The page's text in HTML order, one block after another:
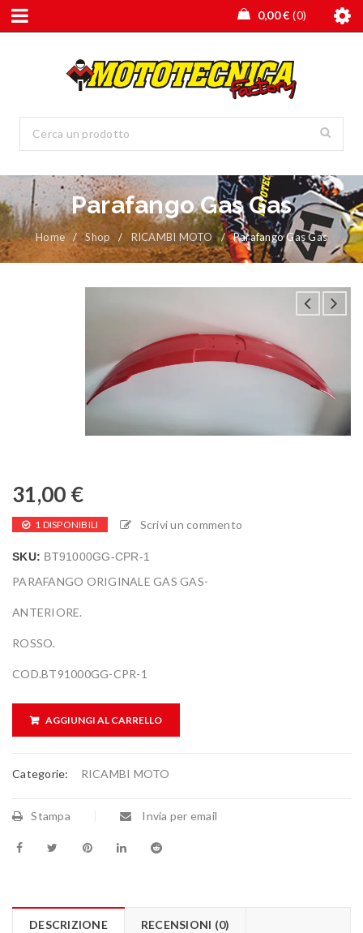
0,00€ 0
Parafango Gas Gas
Home / Shop / RICAMBI MOTO / Parafango Gas Gas
31,00 €
1 DISPONIBILI Scrivi un commento
SKU: BT91000GG-CPR-1
PARAFANGO ORIGINALE GAS GAS-
ANTERIORE.
ROSSO.
COD.BT91000GG-CPR-1
AGGIUNGI AL CARRELLO
Categorie: RICAMBI MOTO
Stampa Invia per email
DESCRIZIONE RECENSIONI (0)